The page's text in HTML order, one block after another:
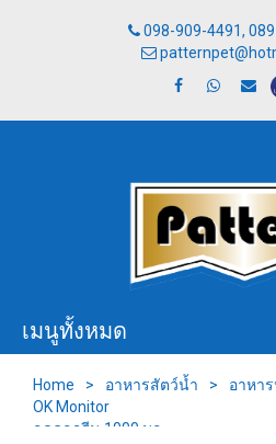
098-909-4491,
เมนูทั้งหมด
Home > อาหารสัตว์น้ำ > อาหา
OK Monitor
ลดคลอรีน 1000 มล.